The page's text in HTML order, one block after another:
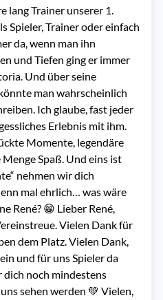
lang Trainer unserer 1.
Spieler, Trainer oder einfach
da, wenn man ihn
und Tiefen ging er immer
Und über seine
man wahrscheinlich
Ich glaube, fast jeder
Erlebnis mit ihm.
Momente, legendäre
Spaß. Und eins ist
nehmen wir dich
mal ehrlich… was wäre
René? 😁 Lieber René,
Vielen Dank für
dem Platz. Vielen Dank,
und für uns Spieler da
noch mindestens
sehen werden 💚 Vielen,